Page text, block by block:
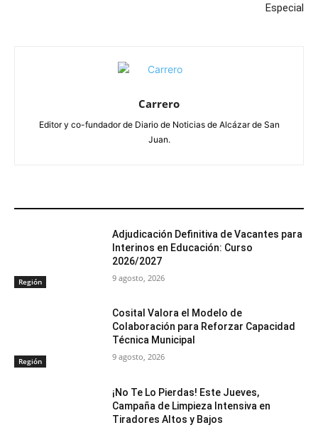
Especial
Carrero
Editor y co-fundador de Diario de Noticias de Alcázar de San
Juan.
Región
Adjudicación Definitiva de Vacantes para
Interinos en Educación: Curso
2026/2027
9 agosto, 2026
Región
Cosital Valora el Modelo de
Colaboración para Reforzar Capacidad
Técnica Municipal
9 agosto, 2026
¡No Te Lo Pierdas! Este Jueves,
Campaña de Limpieza Intensiva en
Tiradores Altos y Bajos